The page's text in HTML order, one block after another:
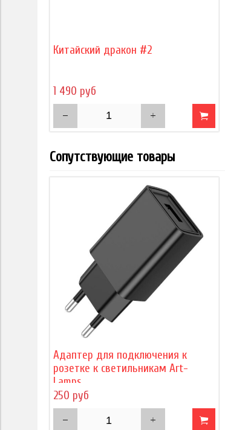
Китайский дракон #2
1 490 руб
Сопутствующие товары
Адаптер для подключения к
розетке к светильникам Art-
Lamps
250 руб